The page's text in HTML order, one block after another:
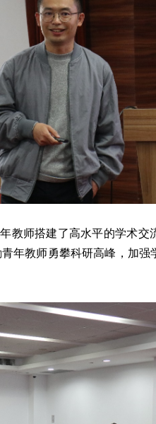
教师搭建了高水平的学术交
年教师勇攀科研高峰，加